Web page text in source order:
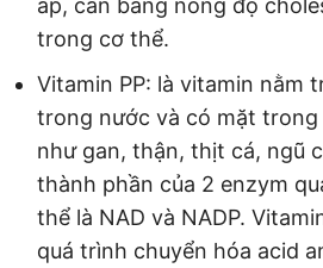
trong cơ thể.
Vitamin PP: là vitamin nằm
trong nước và có mặt trong
như gan, thận, thịt cá, ngũ
thành phần của 2 enzym
thể là NAD và NADP.
quá trình chuyển hóa acid